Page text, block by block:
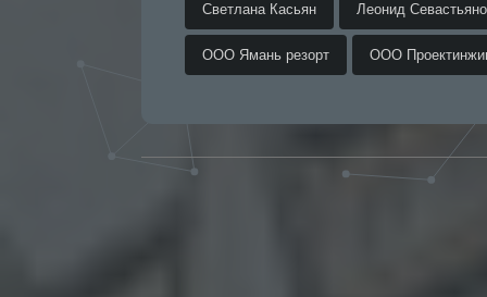
Светлана Касьян Леонид
ООО Ямань резорт ООО